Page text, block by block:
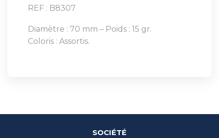
REF : B8307
Diamètre : 70 mm – Poids : 15 gr.
Coloris : Assortis.
SOCIÉTÉ